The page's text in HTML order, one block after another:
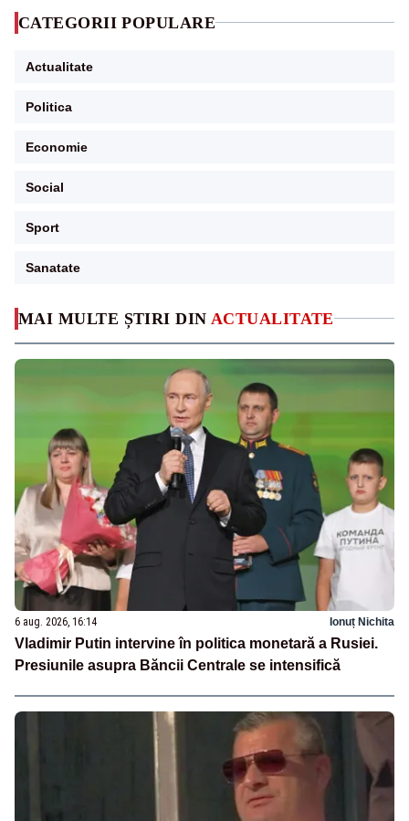
MAI MULTE ȘTIRI DIN ACTUALITATE
6 aug. 2026, 16:14 Ionuț Nichita
Vladimir Putin intervine în politica monetară a Rusiei.
Presiunile asupra Băncii Centrale se intensifică
CATEGORII POPULARE
Actualitate
Politica
Economie
Social
Sport
Sanatate